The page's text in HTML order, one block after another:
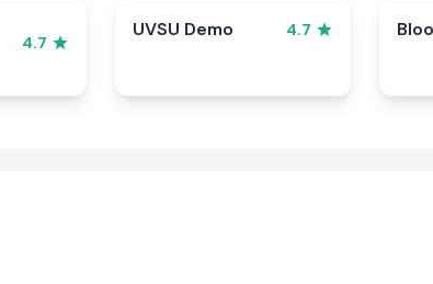
4.7
UVSU Demo 4.7